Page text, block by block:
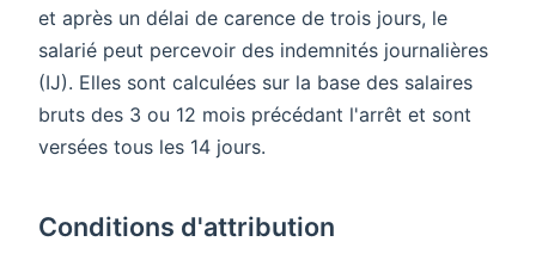
et après un délai de carence de trois jours, le
salarié peut percevoir des indemnités journalières
(IJ). Elles sont calculées sur la base des salaires
bruts des 3 ou 12 mois précédant l'arrêt et sont
versées tous les 14 jours.
Conditions d'attribution